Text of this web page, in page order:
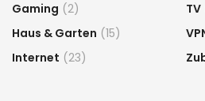
Gaming (2)
Haus & Garten (15)
Internet (23)
TV